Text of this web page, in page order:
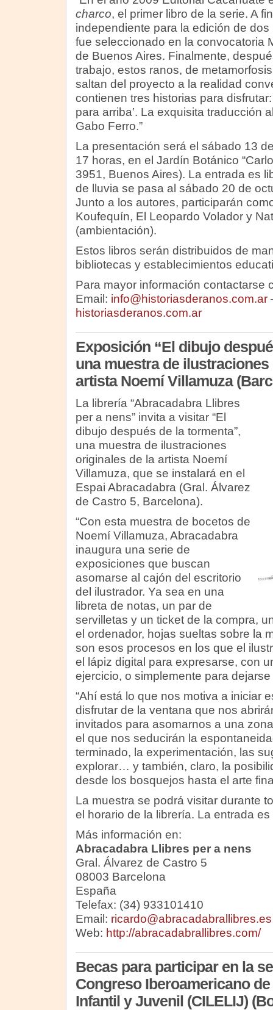
charco, el primer libro de la serie. A
independiente para la edición de
fue seleccionado en la convocatoria
de Buenos Aires. Finalmente,
trabajo, estos ranos, de
saltan del proyecto a la realidad
contienen tres historias para disfrutar:
para arriba’. La exquisita traducción
Gabo Ferro.”
La presentación será el sábado 13
17 horas, en el Jardín Botánico
3951, Buenos Aires). La entrada es
de lluvia se pasa al sábado 20 de
Junto a los autores, participarán
Koufequín, El Leopardo Volador y
(ambientación).
Estos libros serán distribuidos de
bibliotecas y establecimientos
Para mayor información contactarse
Email: info@historiasderanos.com.ar
historiasderanos.com.ar
Exposición “El dibujo
una muestra de
artista Noemí Villamuza
La librería “Abracadabra Llibres
per a nens” invita a visitar “El
dibujo después de la tormenta”,
una muestra de ilustraciones
originales de la artista Noemí
Villamuza, que se instalará en el
Espai Abracadabra (Gral. Álvarez
de Castro 5, Barcelona).
“Con esta muestra de bocetos de
Noemí Villamuza, Abracadabra
inaugura una serie de
exposiciones que buscan
asomarse al cajón del escritorio
del ilustrador. Ya sea en una
libreta de notas, un par de
servilletas y un ticket de la compra,
el ordenador, hojas sueltas sobre la
son esos procesos en los que el
el lápiz digital para expresarse, con
ejercicio, o simplemente para dejarse
“Ahí está lo que nos motiva a iniciar
disfrutar de la ventana que nos
invitados para asomarnos a una
el que nos seducirán la
terminado, la experimentación, las
explorar… y también, claro, la
desde los bosquejos hasta el arte
La muestra se podrá visitar durante
el horario de la librería. La entrada es
Más información en:
Abracadabra Llibres per a nens
Gral. Álvarez de Castro 5
08003 Barcelona
España
Telefax: (34) 933101410
Email: ricardo@abracadabrallibres.es
Web: http://abracadabrallibres.com/
Becas para participar en la
Congreso Iberoamericano
Infantil y Juvenil (CILELIJ)